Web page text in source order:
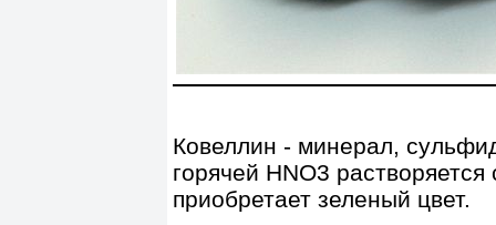
Ковеллин - минерал,
горячей HNO3
приобретает зеленый цвет.